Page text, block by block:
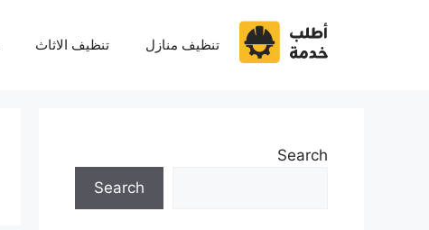
تنظيف منازل تنظيف الاثاث
Search
Search